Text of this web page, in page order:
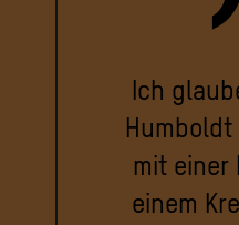
Ich
mit einer
einem